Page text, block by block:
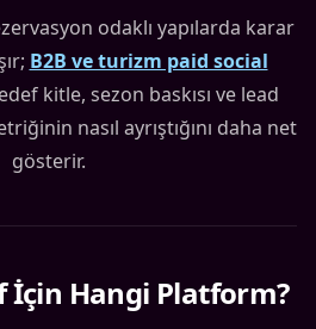
odaklı yapılarda karar
B2B ve turizm paid social
kitle, sezon baskısı ve lead
nasıl ayrıştığını daha net
gösterir.
İçin Hangi Platform?